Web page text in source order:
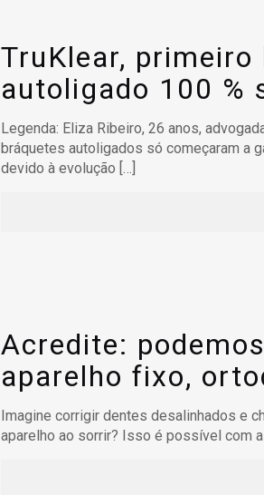
TruKlear, primeiro
autoligado 100 %
Legenda: Eliza Ribeiro, 26 anos,
bráquetes autoligados só começaram a
devido à evolução […]
Acredite:
aparelho fixo,
Imagine corrigir dentes desalinhados e
aparelho ao sorrir? Isso é possível com